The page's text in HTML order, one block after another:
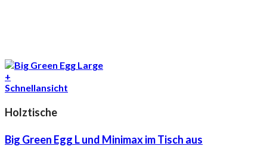
+
Schnellansicht
Holztische
Big Green Egg L und Minimax im Tisch aus